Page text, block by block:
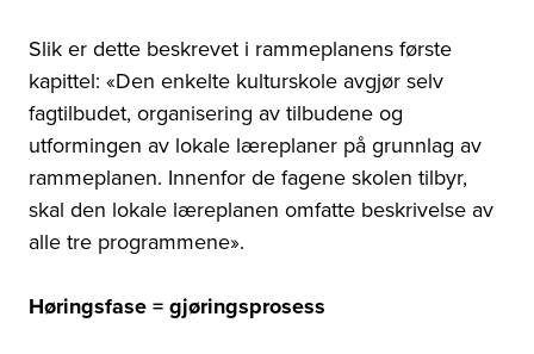
Slik er dette beskrevet i rammeplanens første
kapittel: «Den enkelte kulturskole avgjør selv
fagtilbudet, organisering av tilbudene og
utformingen av lokale læreplaner på grunnlag av
rammeplanen. Innenfor de fagene skolen tilbyr,
skal den lokale læreplanen omfatte beskrivelse av
alle tre programmene».
Høringsfase = gjøringsprosess